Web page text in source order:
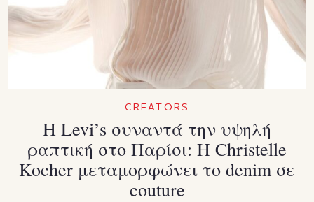
CREATORS
Η Levi’s συναντά την υψηλή
ραπτική στο Παρίσι: Η Christelle
Kocher μεταμορφώνει το denim σε
couture